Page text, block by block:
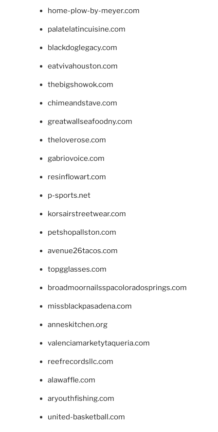
home-plow-by-meyer.com
palatelatincuisine.com
blackdoglegacy.com
eatvivahouston.com
thebigshowok.com
chimeandstave.com
greatwallseafoodny.com
theloverose.com
gabriovoice.com
resinflowart.com
p-sports.net
korsairstreetwear.com
petshopallston.com
avenue26tacos.com
topgglasses.com
broadmoornailsspacoloradosprings.com
missblackpasadena.com
anneskitchen.org
valenciamarketytaqueria.com
reefrecordsllc.com
alawaffle.com
aryouthfishing.com
united-basketball.com